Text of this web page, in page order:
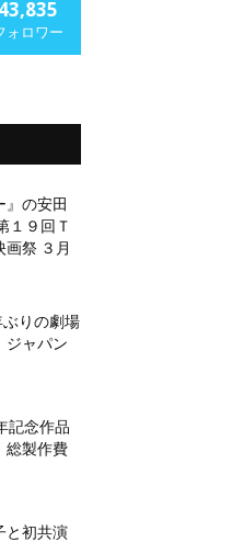
43,835
ォロワー
』の安田
１９回Ｔ
画祭 ３月
ぶりの劇場
ジャパン
記念作品
製作費
と初共演